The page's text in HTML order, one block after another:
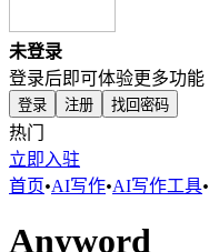
未登录
登录后即可体验更多功能
登录 注册 找回密码
热门
立即入驻
首页•AI写作•AI写作工具•
Anyword